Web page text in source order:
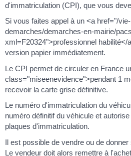
d'immatriculation (CPI), que vous
Si vous faites appel à un <a href="/
demarches/demarches-en-mairie/
xml=F20324">professionnel
version papier immédiatement.
Le CPI permet de circuler en France
class="miseenevidence">pendant 1
recevoir la carte grise définitive.
Le numéro d'immatriculation du
numéro définitif du véhicule et
plaques d'immatriculation.
Il est possible de vendre ou de
Le vendeur doit alors remettre à